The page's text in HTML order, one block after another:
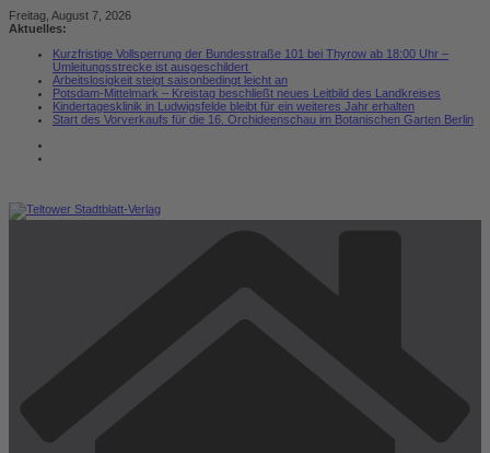
Zum
Inhalt
Freitag, August 7, 2026
Aktuelles:
Kurzfristige Vollsperrung der Bundesstraße 101 bei Thyrow ab 18:00 Uhr –
Umleitungsstrecke ist ausgeschildert
Arbeitslosigkeit steigt saisonbedingt leicht an
Potsdam-Mittelmark – Kreistag beschließt neues Leitbild des Landkreises
Kindertagesklinik in Ludwigsfelde bleibt für ein weiteres Jahr erhalten
Start des Vorverkaufs für die 16. Orchideenschau im Botanischen Garten Berlin